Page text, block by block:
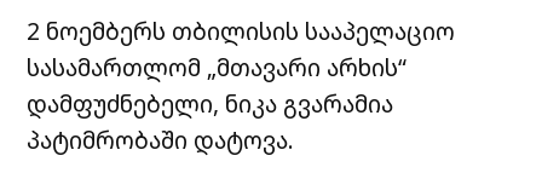
2 ნოემბერს თბილისის სააპელაციო
სასამართლომ „მთავარი არხის“
დამფუძნებელი, ნიკა გვარამია
პატიმრობაში დატოვა.